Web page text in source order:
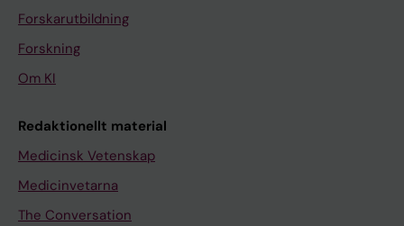
Forskarutbildning
Forskning
Om KI
Redaktionellt material
Medicinsk Vetenskap
Medicinvetarna
The Conversation